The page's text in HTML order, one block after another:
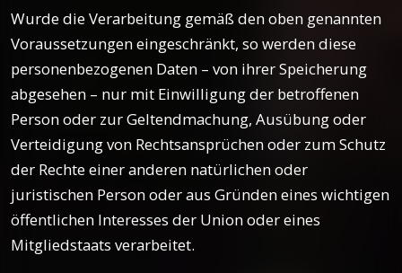
Wurde die Verarbeitung gemäß den oben genannten
Voraussetzungen eingeschränkt, so werden diese
personenbezogenen Daten – von ihrer Speicherung
abgesehen – nur mit Einwilligung der betroffenen
Person oder zur Geltendmachung, Ausübung oder
Verteidigung von Rechtsansprüchen oder zum Schutz
der Rechte einer anderen natürlichen oder
juristischen Person oder aus Gründen eines wichtigen
öffentlichen Interesses der Union oder eines
Mitgliedstaats verarbeitet.